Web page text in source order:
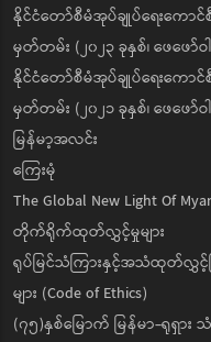
နိုင်ငံတော်စီမံအုပ်ချုပ်ရေးကေ
မှတ်တမ်း (၂၀၂၃ ခုနှစ်၊ ဖေဖော်
နိုင်ငံတော်စီမံအုပ်ချုပ်ရေးက
မှတ်တမ်း (၂၀၂၁ ခုနှစ်၊ ဖေဖော်
မြန်မာ့အလင်း
ကြေးမုံ
The Global New Light Of
တိုက်ရိုက်ထုတ်လွှင့်မှုများ
ရုပ်မြင်သံကြားနှင့်အသံထုတ်လွှင့်
များ (Code of Ethics)
(၇၅)နှစ်မြောက် မြန်မာ-ရု